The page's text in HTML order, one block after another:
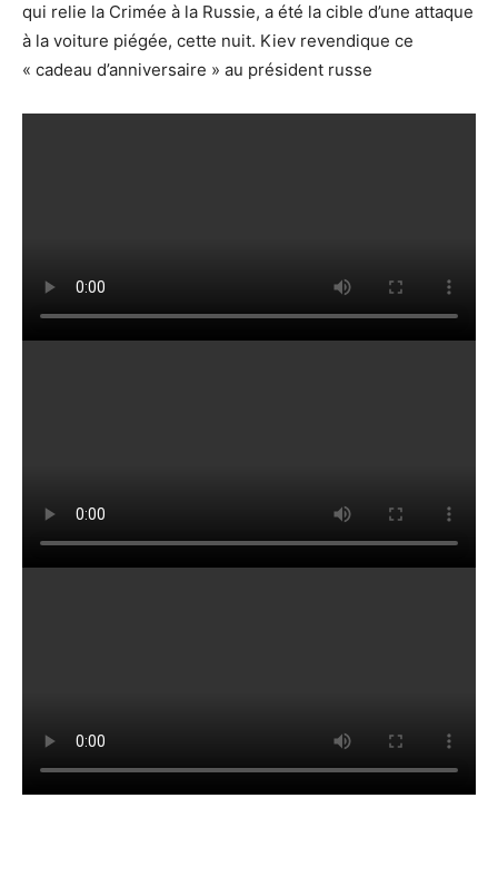
qui relie la Crimée à la Russie, a été la cible d’une attaque
à la voiture piégée, cette nuit. Kiev revendique ce
« cadeau d’anniversaire » au président russe